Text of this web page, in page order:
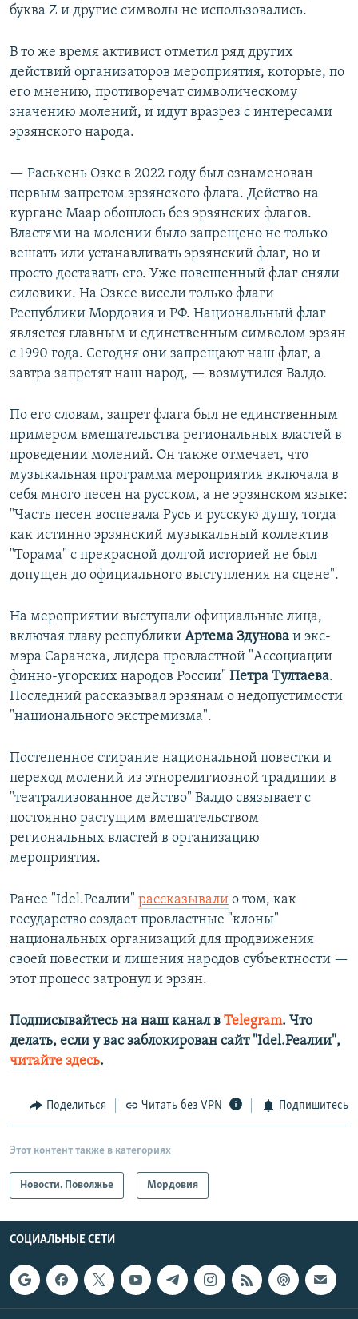
буква Z и другие символы не использовались.
В то же время активист отметил ряд других
действий организаторов мероприятия, которые, по
его мнению, противоречат символическому
значению молений, и идут вразрез с интересами
эрзянского народа.
— Раськень Озкс в 2022 году был ознаменован
первым запретом эрзянского флага. Действо на
кургане Маар обошлось без эрзянских флагов.
Властями на молении было запрещено не только
вешать или устанавливать эрзянский флаг, но и
просто доставать его. Уже повешенный флаг сняли
силовики. На Озксе висели только флаги
Республики Мордовия и РФ. Национальный флаг
является главным и единственным символом эрзян
с 1990 года. Сегодня они запрещают наш флаг, а
завтра запретят наш народ, — возмутился Валдо.
По его словам, запрет флага был не единственным
примером вмешательства региональных властей в
проведении молений. Он также отмечает, что
музыкальная программа мероприятия включала в
себя много песен на русском, а не эрзянском языке:
"Часть песен воспевала Русь и русскую душу, тогда
как истинно эрзянский музыкальный коллектив
"Торама" с прекрасной долгой историей не был
допущен до официального выступления на сцене".
На мероприятии выступали официальные лица,
включая главу республики Артема Здунова и экс-
мэра Саранска, лидера провластной "Ассоциации
финно-угорских народов России" Петра Тултаева.
Последний рассказывал эрзянам о недопустимости
"национального экстремизма".
Постепенное стирание национальной повестки и
переход молений из этнорелигиозной традиции в
"театрализованное действо" Валдо связывает с
постоянно растущим вмешательством
региональных властей в организацию
мероприятия.
Ранее "Idel.Реалии" рассказывали о том, как
государство создает провластные "клоны"
национальных организаций для продвижения
своей повестки и лишения народов субъектности —
этот процесс затронул и эрзян.
Подписывайтесь на наш канал в Telegram. Что
делать, если у вас заблокирован сайт "Idel.Реалии",
читайте здесь.
Поделиться Читать без VPN Подпишитесь
Этот контент также в категориях
Новости. Поволжье Мордовия
СОЦИАЛЬНЫЕ СЕТИ